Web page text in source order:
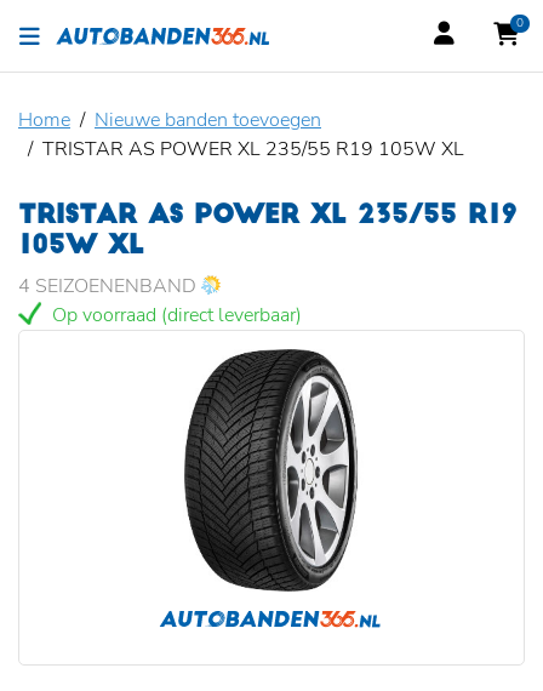
0
Home
Nieuwe banden toevoegen
TRISTAR AS POWER XL 235/55 R19 105W XL
TRISTAR AS POWER XL 235/55 R19
105W XL
4 SEIZOENENBAND
Op voorraad (direct leverbaar)